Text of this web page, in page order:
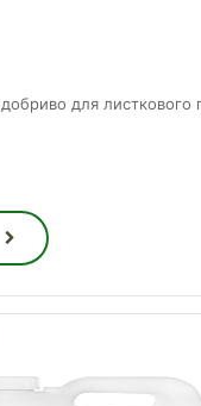
для листкового